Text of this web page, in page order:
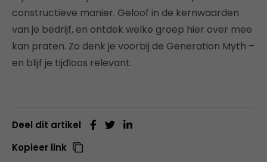
constructieve manier. Geloof in de kernwaarden
van je bedrijf, en ontdek welke groep hier over mee
kan praten. Zo denk je voorbij de Generation Myth –
en blijf je tijdloos relevant.
Deel dit artikel
Kopieer link